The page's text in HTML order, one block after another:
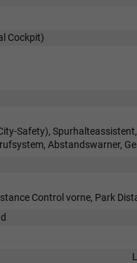
Cockpit)
Safety),
Abstandswarner,
Control vorne, Park